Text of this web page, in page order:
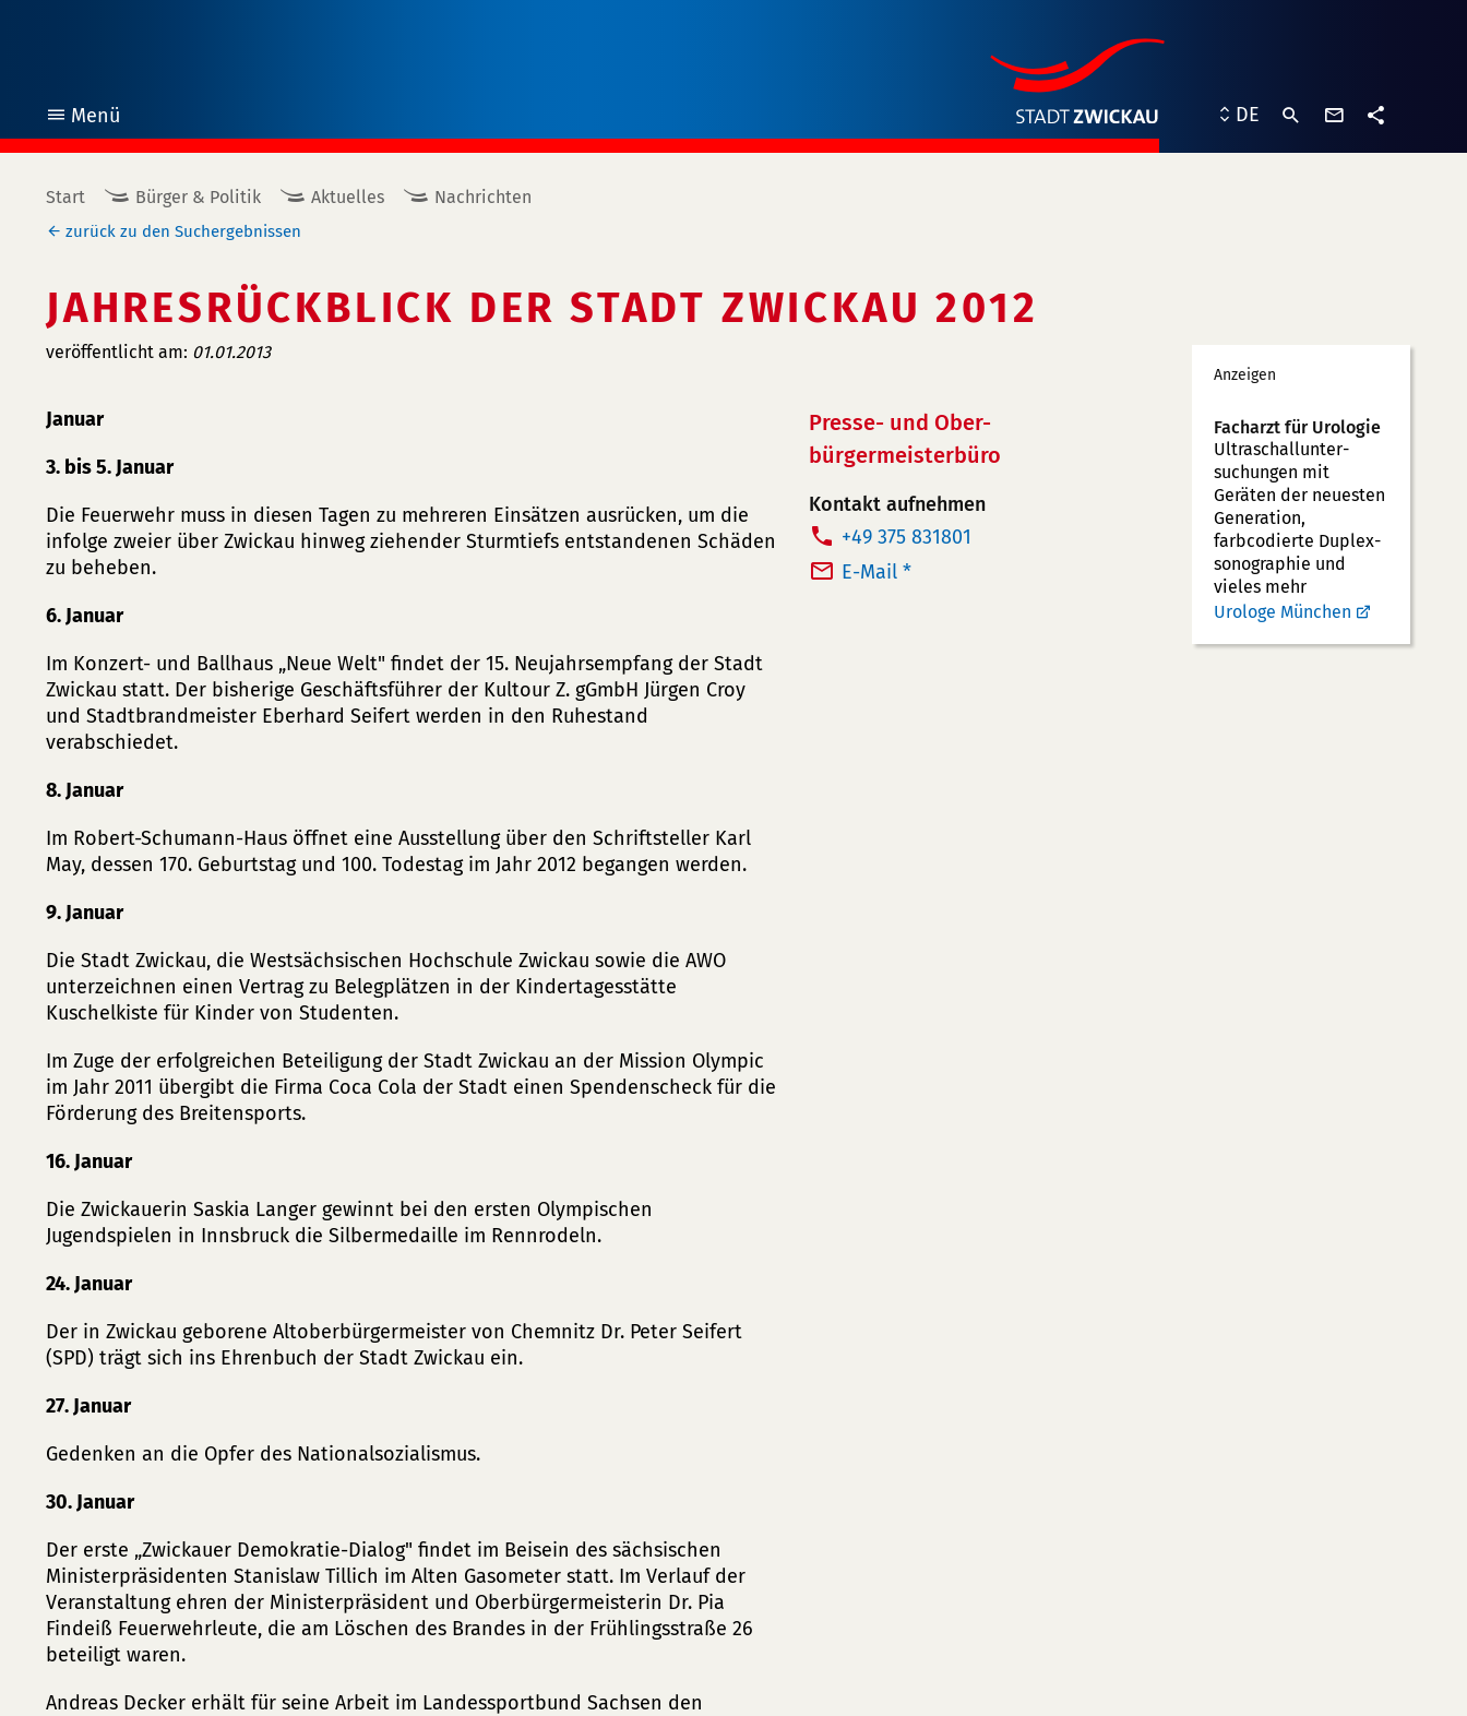
Menü
öffnen
DE
Start Bürger & Politik Aktuelles Nachrichten
zurück zu den Suchergebnissen
JAHRESRÜCKBLICK DER STADT ZWICKAU 2012
veröffentlicht am: 01.01.2013
Januar
3. bis 5. Januar
Die Feuerwehr muss in diesen Tagen zu mehreren Einsätzen ausrücken, um die
infolge zweier über Zwickau hinweg ziehender Sturmtiefs entstandenen Schäden
zu beheben.
6. Januar
Im Konzert- und Ballhaus „Neue Welt" findet der 15. Neujahrsempfang der Stadt
Zwickau statt. Der bisherige Geschäftsführer der Kultour Z. gGmbH Jürgen Croy
und Stadtbrandmeister Eberhard Seifert werden in den Ruhestand
verabschiedet.
8. Januar
Im Robert-Schumann-Haus öffnet eine Ausstellung über den Schriftsteller Karl
May, dessen 170. Geburtstag und 100. Todestag im Jahr 2012 begangen werden.
9. Januar
Die Stadt Zwickau, die Westsächsischen Hochschule Zwickau sowie die AWO
unterzeichnen einen Vertrag zu Belegplätzen in der Kindertagesstätte
Kuschelkiste für Kinder von Studenten.
Im Zuge der erfolgreichen Beteiligung der Stadt Zwickau an der Mission Olympic
im Jahr 2011 übergibt die Firma Coca Cola der Stadt einen Spendenscheck für die
Förderung des Breitensports.
16. Januar
Die Zwickauerin Saskia Langer gewinnt bei den ersten Olympischen
Jugendspielen in Innsbruck die Silbermedaille im Rennrodeln.
24. Januar
Der in Zwickau geborene Altoberbürgermeister von Chemnitz Dr. Peter Seifert
(SPD) trägt sich ins Ehrenbuch der Stadt Zwickau ein.
27. Januar
Gedenken an die Opfer des Nationalsozialismus.
30. Januar
Der erste „Zwickauer Demokratie-Dialog" findet im Beisein des sächsischen
Ministerpräsidenten Stanislaw Tillich im Alten Gasometer statt. Im Verlauf der
Veranstaltung ehren der Ministerpräsident und Oberbürgermeisterin Dr. Pia
Findeiß Feuerwehrleute, die am Löschen des Brandes in der Frühlingsstraße 26
beteiligt waren.
Andreas Decker erhält für seine Arbeit im Landessportbund Sachsen den
Presse- und Ober-
bürgermeisterbüro
Kontakt aufnehmen
T
e
+49 375 831801
E-Mail *
Werbung
Anzeigen
Facharzt für Urologie
Ultraschallunter­
suchungen mit
Geräten der neuesten
Generation,
farbcodierte Duplex­
sonographie und
vieles mehr
Urologe München